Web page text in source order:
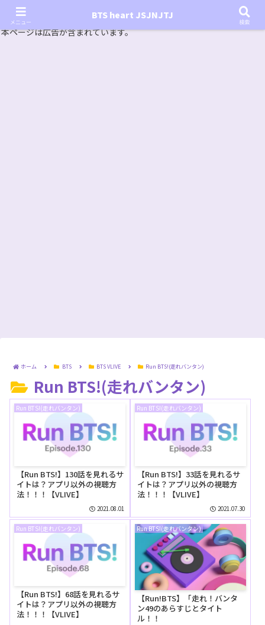
『In the SOOP BTS ver.』シーズン2放送決定！いつから始まる？インザスープの放送開始日・視聴
方法は？【In the SOOP BTS ver. Season 2】
本ページは広告が含まれています。
ホーム BTS BTS VLIVE Run BTS!(走れバンタン)
Run BTS!(走れバンタン)
Run BTS!(走れバンタン)
【Run BTS!】130話を見れるサ
イトは？アプリ以外の視聴方
法！！！【VLIVE】
2021.08.01
Run BTS!(走れバンタン)
【Run BTS!】33話を見れるサ
イトは？アプリ以外の視聴方
法！！！【VLIVE】
2021.07.30
Run BTS!(走れバンタン)
【Run BTS!】68話を見れるサ
イトは？アプリ以外の視聴方
法！！！【VLIVE】
Run BTS!(走れバンタン)
【Run!BTS】「走れ！バンタ
ン49のあらすじとタイト
ル！！
メニュー
BTS heart JSJNJTJ
検索